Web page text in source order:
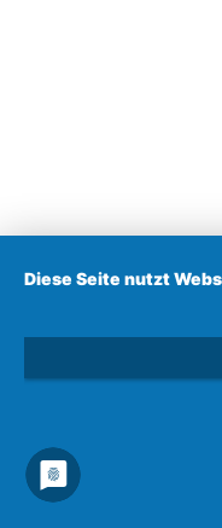
Diese Seite nutzt